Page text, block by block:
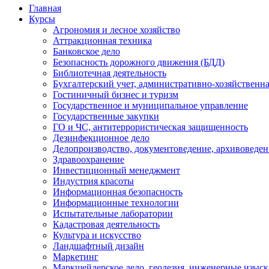
Главная
Курсы
Агрономия и лесное хозяйство
Аттракционная техника
Банковское дело
Безопасность дорожного движения (БДД)
Библиотечная деятельность
Бухгалтерский учет, административно-
Гостиничный бизнес и туризм
Государственное и муниципальное управление
Государственные закупки
ГО и ЧС, антитеррористическая защищенность
Дезинфекционное дело
Делопроизводство, документоведение,
Здравоохранение
Инвестиционный менеджмент
Индустрия красоты
Информационная безопасность
Информационные технологии
Испытательные лаборатории
Кадастровая деятельность
Культура и искусство
Ландшафтный дизайн
Маркетинг